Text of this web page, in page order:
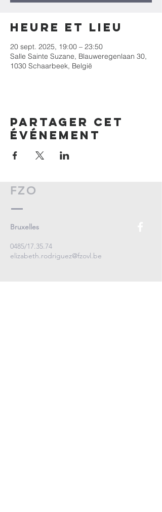
Heure et lieu
20 sept. 2025, 19:00 – 23:50
Salle Sainte Suzane, Blauweregenlaan 30,
1030 Schaarbeek, België
Partager cet
événement
FZO
Bruxelles
0485/17.35.74
elizabeth.rodriguez@fzovl.be